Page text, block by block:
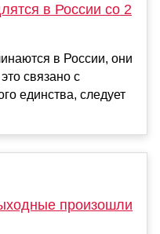
в России со 2
в России, они
связано с
единства, следует
произошли